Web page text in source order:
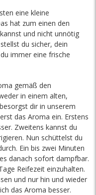
eine kleine
hat zum einen den
und nicht unnötig
du sicher, dein
immer eine frische
gemäß den
in einem alten,
dir in unserem
das Aroma ein. Erstens
Zweitens kannst du
Nun schüttelst du
Ein bis zwei Minuten
danach sofort dampfbar.
Reifezeit einzuhalten.
und nur hin und wieder
das Aroma besser.